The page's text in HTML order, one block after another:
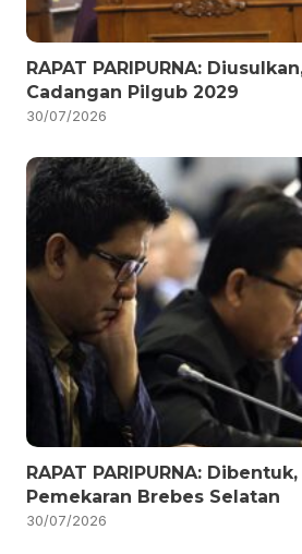
RAPAT PARIPURNA:
Cadangan Pilgub 2029
30/07/2026
RAPAT PARIPURNA:
Pemekaran Brebes Selatan
30/07/2026